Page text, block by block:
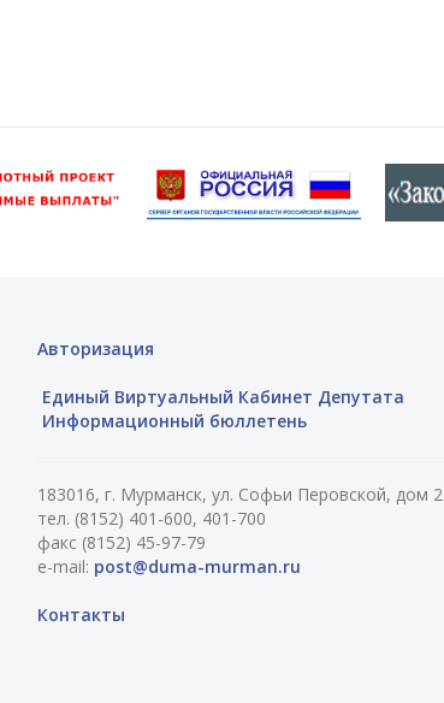
Авторизация
Единый Виртуальный Кабинет Депутата
Информационный бюллетень
183016, г. Мурманск, ул. Софьи Перовской, дом 2
тел. (8152) 401-600, 401-700
факс (8152) 45-97-79
e-mail: post@duma-murman.ru
Контакты